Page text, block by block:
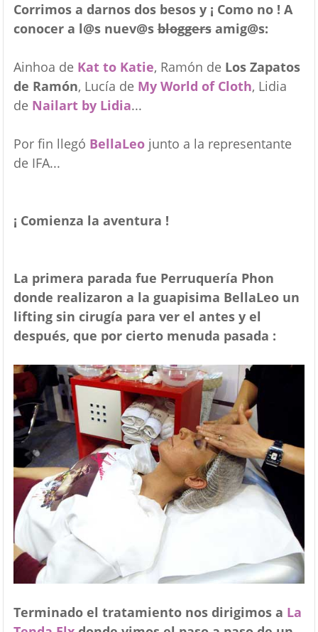
Corrimos a darnos dos besos y ¡ Como no ! A
conocer a l@s nuev@sbloggersamig@s:
Ainhoa de Kat to Katie, Ramón de Los Zapatos
de Ramón, Lucía de My World of Cloth, Lidia
de Nailart by Lidia...
Por fin llegó BellaLeojunto a la representante
de IFA...
¡ Comienza la aventura !
La primera parada fue Perruquería Phon
donde realizaron a la guapisima BellaLeo un
lifting sin cirugía para ver el antes y el
después, que por cierto menuda pasada :
Terminado el tratamiento nos dirigimos a La